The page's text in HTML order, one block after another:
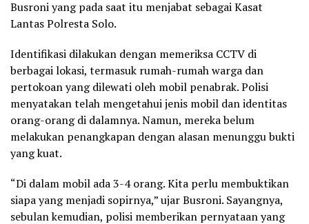
Busroni yang pada saat itu menjabat sebagai Kasat
Lantas Polresta Solo.
Identifikasi dilakukan dengan memeriksa CCTV di
berbagai lokasi, termasuk rumah-rumah warga dan
pertokoan yang dilewati oleh mobil penabrak. Polisi
menyatakan telah mengetahui jenis mobil dan identitas
orang-orang di dalamnya. Namun, mereka belum
melakukan penangkapan dengan alasan menunggu bukti
yang kuat.
“Di dalam mobil ada 3-4 orang. Kita perlu membuktikan
siapa yang menjadi sopirnya,” ujar Busroni. Sayangnya,
sebulan kemudian, polisi memberikan pernyataan yang